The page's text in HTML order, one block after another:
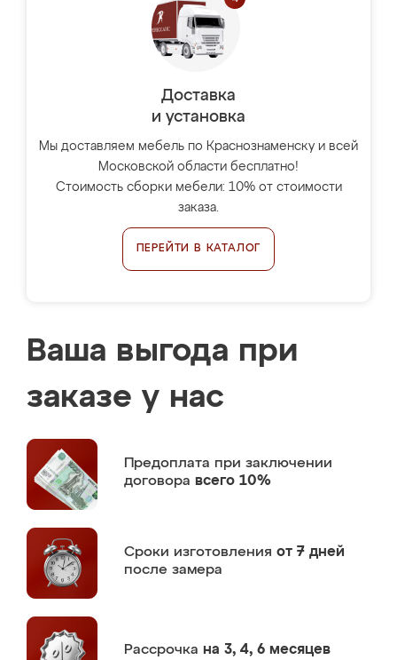
Доставка
и установка
Мы доставляем мебель по Краснознаменску и всей
Московской области бесплатно!
Стоимость сборки мебели: 10% от стоимости
заказа.
ПЕРЕЙТИ В КАТАЛОГ
Ваша выгода при
заказе у нас
Предоплата при заключении
договора всего 10%
Сроки изготовления от 7 дней
после замера
Рассрочка на 3, 4, 6 месяцев